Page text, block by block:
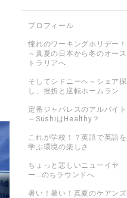
プロフィール
憧れのワーキングホリデー！
～真夏の日本から冬のオース
トラリアへ
そしてシドニーへ～シェア探
し、挫折と逆転ホームラン
定番ジャパレスのアルバイト
～SushiはHealthy？
これが学校！？英語で英語を
学ぶ環境の楽しさ
ちょっと悲しいニューイヤ
ー…のちラウンドへ
暑い！暑い！真夏のケアンズ